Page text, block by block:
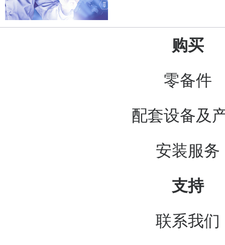
购买
零备件
配套设备及
安装服务
支持
联系我们